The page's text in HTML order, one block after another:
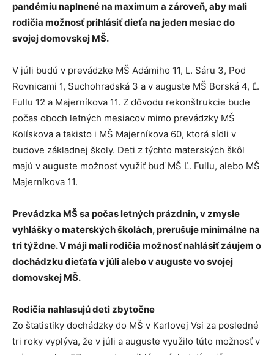
pandémiu naplnené na maximum a zároveň, aby mali
rodičia možnosť prihlásiť dieťa na jeden mesiac do
svojej domovskej MŠ.
V júli budú v prevádzke MŠ Adámiho 11, L. Sáru 3, Pod
Rovnicami 1, Suchohradská 3 a v auguste MŠ Borská 4, Ľ.
Fullu 12 a Majerníkova 11. Z dôvodu rekonštrukcie bude
počas oboch letných mesiacov mimo prevádzky MŠ
Kolískova a takisto i MŠ Majerníkova 60, ktorá sídli v
budove základnej školy. Deti z týchto materských škôl
majú v auguste možnosť využiť buď MŠ Ľ. Fullu, alebo MŠ
Majerníkova 11.
Prevádzka MŠ sa počas letných prázdnin, v zmysle
vyhlášky o materských školách, prerušuje minimálne na
tri týždne. V máji mali rodičia možnosť nahlásiť záujem o
dochádzku dieťaťa v júli alebo v auguste vo svojej
domovskej MŠ.
Rodičia nahlasujú deti zbytočne
Zo štatistiky dochádzky do MŠ v Karlovej Vsi za posledné
tri roky vyplýva, že v júli a auguste využilo túto možnosť v